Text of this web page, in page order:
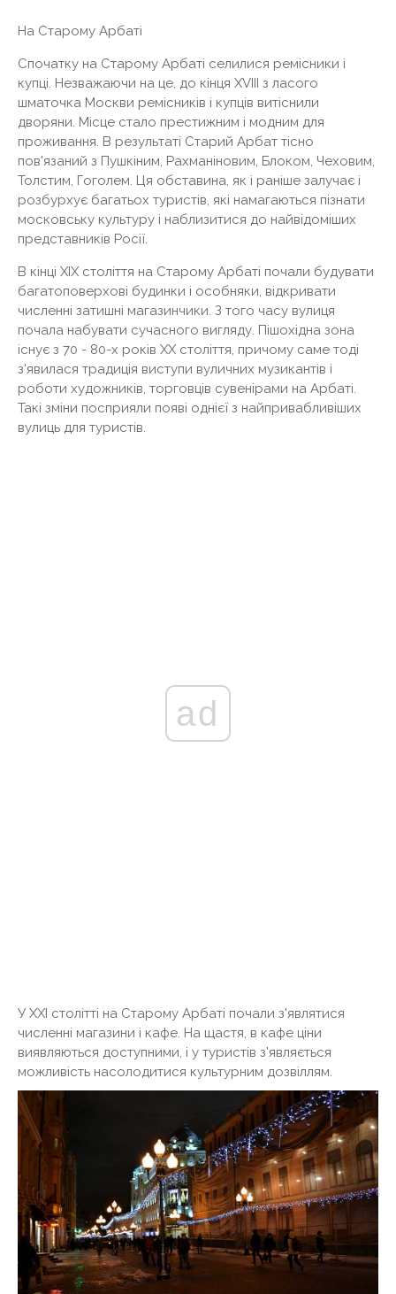
На Старому Арбаті
Спочатку на Старому Арбаті селилися ремісники і
купці. Незважаючи на це, до кінця XVIII з ласого
шматочка Москви ремісників і купців витіснили
дворяни. Місце стало престижним і модним для
проживання. В результаті Старий Арбат тісно
пов'язаний з Пушкіним, Рахманіновим, Блоком, Чеховим,
Толстим, Гоголем. Ця обставина, як і раніше залучає і
розбурхує багатьох туристів, які намагаються пізнати
московську культуру і наблизитися до найвідоміших
представників Росії.
В кінці XIX століття на Старому Арбаті почали будувати
багатоповерхові будинки і особняки, відкривати
численні затишні магазинчики. З того часу вулиця
почала набувати сучасного вигляду. Пішохідна зона
існує з 70 - 80-х років XX століття, причому саме тоді
з'явилася традиція виступи вуличних музикантів і
роботи художників, торговців сувенірами на Арбаті.
Такі зміни посприяли появі однієї з найпривабливіших
вулиць для туристів.
ad
У XXI столітті на Старому Арбаті почали з'являтися
численні магазини і кафе. На щастя, в кафе ціни
виявляються доступними, і у туристів з'являється
можливість насолодитися культурним дозвіллям.